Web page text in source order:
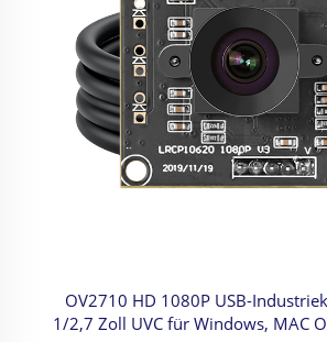
OV2710 HD 1080P USB-
1/2,7 Zoll UVC für Windows, MAC